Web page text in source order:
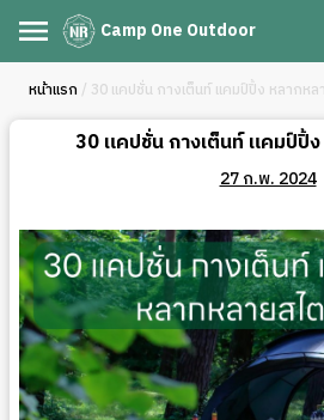
Camp One Outdoor
หน้าแรก / 30 แคปชั่น กางเต็นท์ แคมป์ปิ้ง ️หลากหล
30 แคปชั่น กางเต็นท์ แคมป์ปิ้
27 ก.พ. 2024